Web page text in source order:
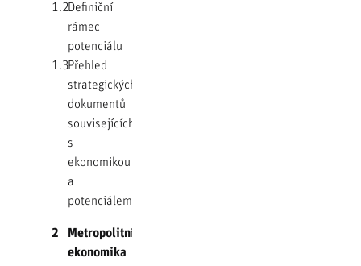
1.2Definiční
rámec
potenciálu
1.3Přehled
strategických
dokumentů
souvisejících
s
ekonomikou
a
potenciálem
2
Metropolitní
ekonomika